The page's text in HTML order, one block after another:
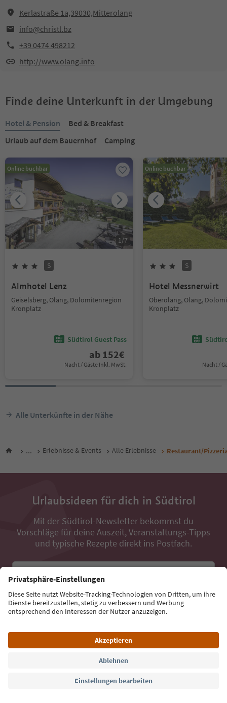
Kerlastraße 1a,39030,Mitterolang
info@christl.bz
+39 0474 498212
http://www.olang.info
Finde deine Unterkunft in der Umgebung
Hotel & Pension
Bed & Breakfast
Urlaub auf dem Bauernhof
Camping
Online buchbar
1/7
S
Almhotel Lenz
Geiselsberg, Olang, Dolomitenregion
Kronplatz
Südtirol Guest Pass
ab 152€
Nacht / Gäste Inkl. MwSt.
Online buchbar
S
Hotel Messnerwirt
Oberolang, Olang,
Kronplatz
Nacht /
Alle Unterkünfte in der Nähe
... Erlebnisse & Events Alle Erlebnisse Restaurant/
Urlaubsideen für dich in Südtirol
Mit der Südtirol-Newsletter bekommst du
Vorschläge für deine Auszeit, Veranstaltungs-Tipps
und typische Rezepte direkt ins Postfach.
Jetzt anmelden